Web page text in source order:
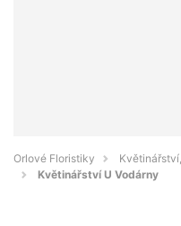
Orlové Floristiky
Květinářství U Vodárny